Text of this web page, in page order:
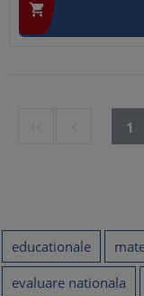

1
educationale
evaluare nationala